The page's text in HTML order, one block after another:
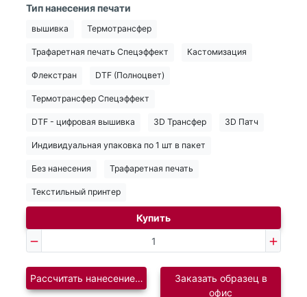
Тип нанесения печати
вышивка Термотрансфер
Трафаретная печать Спецэффект Кастомизация
Флекстран DTF (Полноцвет)
Термотрансфер Спецэффект
DTF - цифровая вышивка 3D Трансфер 3D Патч
Индивидуальная упаковка по 1 шт в пакет
Без нанесения Трафаретная печать
Текстильный принтер
Купить
Рассчитать нанесение логотипаЗаказать образец в
офис